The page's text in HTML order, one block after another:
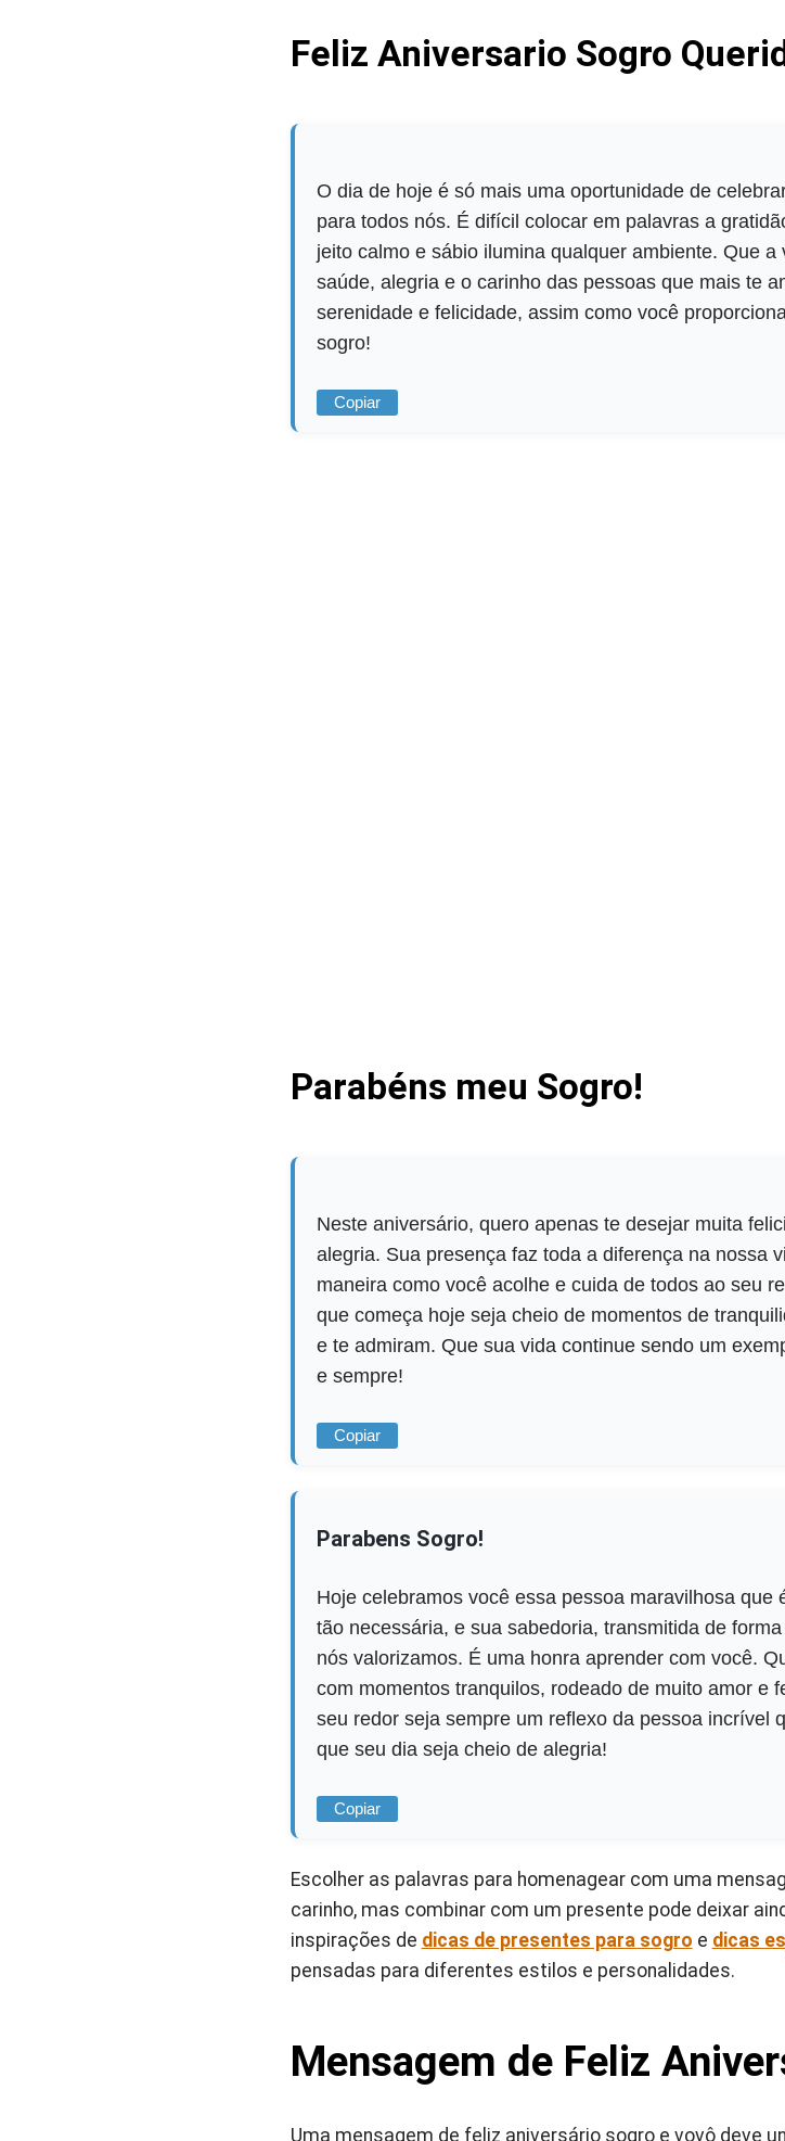
Feliz Aniversario Sogro
O dia de hoje é só mais uma oportunidade de
para todos nós. É difícil colocar em palavras a
jeito calmo e sábio ilumina qualquer ambiente. Que
saúde, alegria e o carinho das pessoas que mais te
serenidade e felicidade, assim como você
sogro!
Copiar
Parabéns meu Sogro!
Neste aniversário, quero apenas te desejar muita
alegria. Sua presença faz toda a diferença na nossa
maneira como você acolhe e cuida de todos ao seu
que começa hoje seja cheio de momentos de
e te admiram. Que sua vida continue sendo um
e sempre!
Copiar
Parabens Sogro!
Hoje celebramos você essa pessoa maravilhosa
tão necessária, e sua sabedoria, transmitida de
nós valorizamos. É uma honra aprender com você.
com momentos tranquilos, rodeado de muito amor e
seu redor seja sempre um reflexo da pessoa incrível
que seu dia seja cheio de alegria!
Copiar
Escolher as palavras para homenagear com uma
carinho, mas combinar com um presente pode deixar
inspirações de dicas de presentes para sogro e dicas
pensadas para diferentes estilos e personalidades.
Mensagem de Feliz
Uma mensagem de feliz aniversário sogro e vovô deve